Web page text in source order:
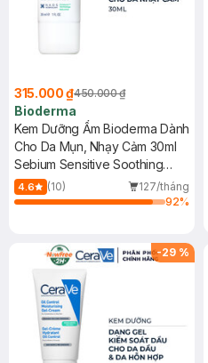
315.000 ₫450.000 ₫
Bioderma
Kem Dưỡng Ẩm Bioderma Dành
Cho Da Mụn, Nhạy Cảm 30ml
Sebium Sensitive Soothing
Anti-Blemish Care
4.6 (10)
127/tháng
92%
-29 %